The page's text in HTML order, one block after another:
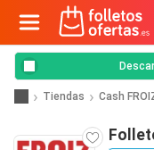
Tiendas Cash